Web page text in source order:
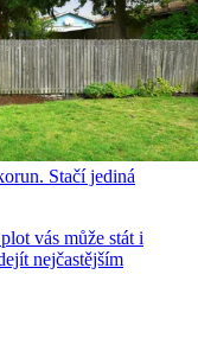
Stačí jediná
vás může stát i
nejčastějším